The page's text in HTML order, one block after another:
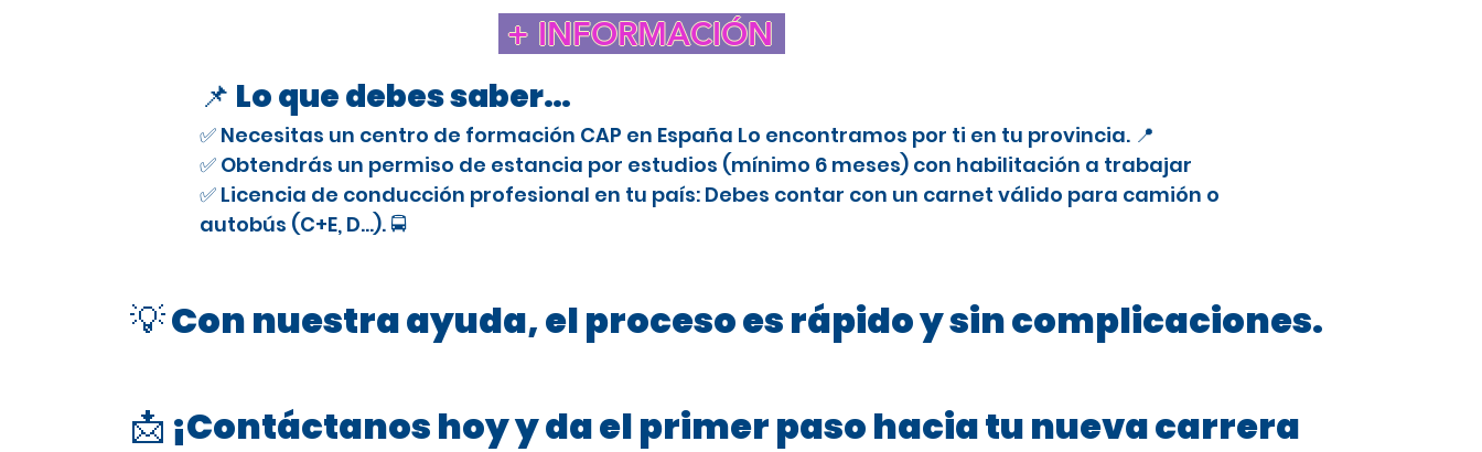
+ INFORMACIÓN
📌 Lo que debes saber…
✅ Necesitas un centro de formación CAP en España Lo encontramos por ti en tu provincia. 📍
✅ Obtendrás un permiso de estancia por estudios (mínimo 6 meses) con habilitación a trabajar
✅ Licencia de conducción profesional en tu país: Debes contar con un carnet válido para camión o
autobús (C+E, D…). 🚍
💡 Con nuestra ayuda, el proceso es rápido y sin complicaciones.
📩 ¡Contáctanos hoy y da el primer paso hacia tu nueva carrera